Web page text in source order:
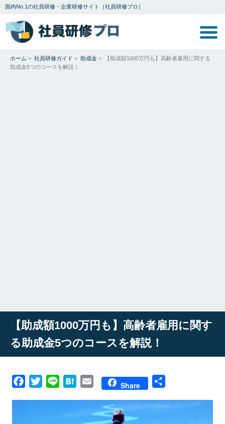
国内No.1の社員研修・企業研修サイト［社員研修プロ］
ホーム > 社員研修ガイド > 助成金 >
【助成額1000万円も】高齢者雇用に関する
助成金5つのコースを解説！
【助成額1000万円も】高齢者雇用に関す
る助成金5つのコースを解説！
Facebook
Twitter Line HatenaEmail Share